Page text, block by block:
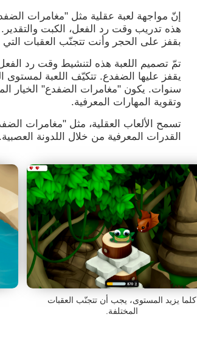
إنّ مواجهة لعبة عقلية مثل "مغامرات
هذه تدريب وقت رد الفعل، الكبت
بقفز على الحجر وأنت تتجنّب العقبات
تمّ تصميم اللعبة هذه لتنشيط وقت رد
سنوات. يكون "مغامرات الضفدع" الخيار
وتقوية المهارات المعرفية.
تسمح الألعاب العقلية، مثل "مغامرات
القدرات المعرفية من خلال اللدونة العصبية.
كلما يزيد المستوى، يجب أن تتجنّب العقبات
المختلفة.